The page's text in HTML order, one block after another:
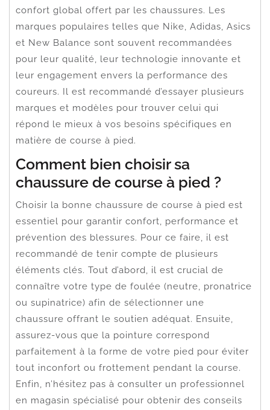
confort global offert par les chaussures. Les
marques populaires telles que Nike, Adidas, Asics
et New Balance sont souvent recommandées
pour leur qualité, leur technologie innovante et
leur engagement envers la performance des
coureurs. Il est recommandé d’essayer plusieurs
marques et modèles pour trouver celui qui
répond le mieux à vos besoins spécifiques en
matière de course à pied.
Comment bien choisir sa
chaussure de course à pied ?
Choisir la bonne chaussure de course à pied est
essentiel pour garantir confort, performance et
prévention des blessures. Pour ce faire, il est
recommandé de tenir compte de plusieurs
éléments clés. Tout d’abord, il est crucial de
connaître votre type de foulée (neutre, pronatrice
ou supinatrice) afin de sélectionner une
chaussure offrant le soutien adéquat. Ensuite,
assurez-vous que la pointure correspond
parfaitement à la forme de votre pied pour éviter
tout inconfort ou frottement pendant la course.
Enfin, n’hésitez pas à consulter un professionnel
en magasin spécialisé pour obtenir des conseils